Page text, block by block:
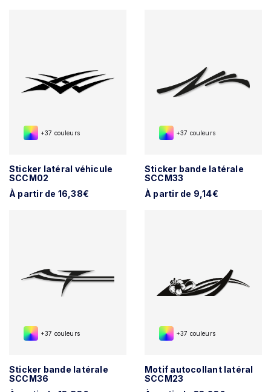
+37 couleurs
Sticker latéral véhicule
SCCM02
À partir de 16,38€
+37 couleurs
Sticker bande latérale
SCCM33
À partir de 9,14€
+37 couleurs
Sticker bande latérale
SCCM36
+37 couleurs
Motif autocollant latéral
SCCM23